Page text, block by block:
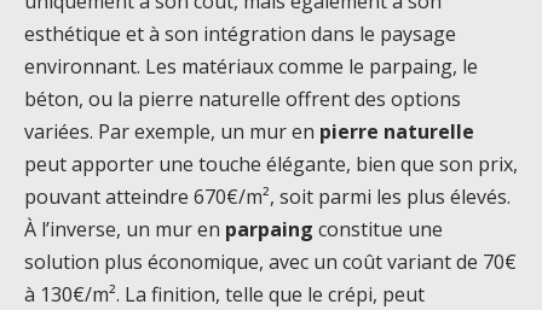
esthétique et à son intégration dans le paysage
environnant. Les matériaux comme le parpaing, le
béton, ou la pierre naturelle offrent des options
variées. Par exemple, un mur en pierre naturelle
peut apporter une touche élégante, bien que son prix,
pouvant atteindre 670€/m², soit parmi les plus élevés.
À l’inverse, un mur en parpaing constitue une
solution plus économique, avec un coût variant de 70€
à 130€/m². La finition, telle que le crépi, peut